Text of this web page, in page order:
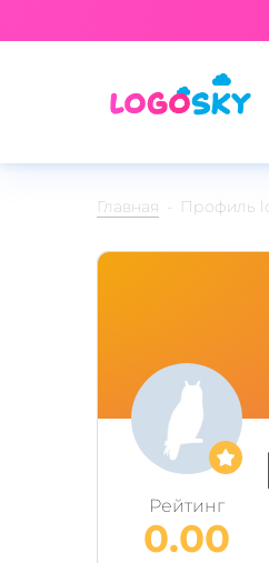
Главная Профиль
Рейтинг
0.00